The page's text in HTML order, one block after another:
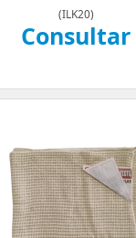
(ILK20)
Consultar